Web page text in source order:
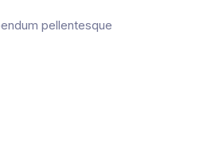
pellentesque